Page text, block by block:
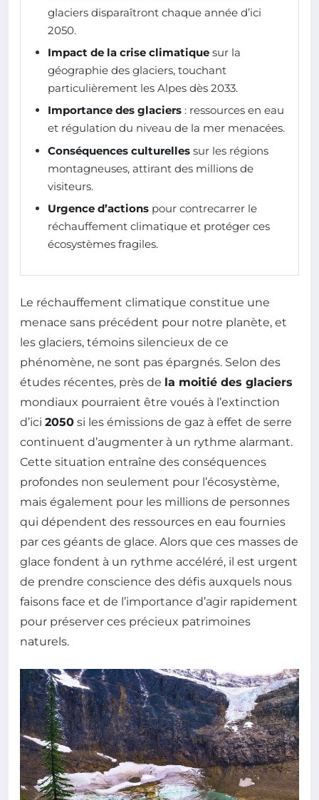
glaciers disparaîtront chaque année d’ici
2050.
Impact de la crise climatique sur la
géographie des glaciers, touchant
particulièrement les Alpes dès 2033.
Importance des glaciers : ressources en eau
et régulation du niveau de la mer menacées.
Conséquences culturelles sur les régions
montagneuses, attirant des millions de
visiteurs.
Urgence d’actions pour contrecarrer le
réchauffement climatique et protéger ces
écosystèmes fragiles.
Le réchauffement climatique constitue une
menace sans précédent pour notre planète, et
les glaciers, témoins silencieux de ce
phénomène, ne sont pas épargnés. Selon des
études récentes, près de la moitié des glaciers
mondiaux pourraient être voués à l’extinction
d’ici 2050 si les émissions de gaz à effet de serre
continuent d’augmenter à un rythme alarmant.
Cette situation entraîne des conséquences
profondes non seulement pour l’écosystème,
mais également pour les millions de personnes
qui dépendent des ressources en eau fournies
par ces géants de glace. Alors que ces masses de
glace fondent à un rythme accéléré, il est urgent
de prendre conscience des défis auxquels nous
faisons face et de l’importance d’agir rapidement
pour préserver ces précieux patrimoines
naturels.